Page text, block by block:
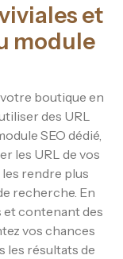
et
module
boutique en
des URL
SEO dédié,
les URL de vos
rendre plus
recherche. En
et contenant des
vos chances
les résultats de